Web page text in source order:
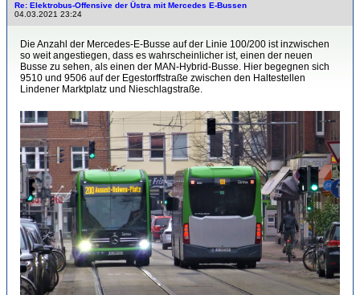
Re: Elektrobus-Offensive der Üstra mit Mercedes E-Bussen
04.03.2021 23:24
Die Anzahl der Mercedes-E-Busse auf der Linie 100/200 ist inzwischen
so weit angestiegen, dass es wahrscheinlicher ist, einen der neuen
Busse zu sehen, als einen der MAN-Hybrid-Busse. Hier begegnen sich
9510 und 9506 auf der Egestorffstraße zwischen den Haltestellen
Lindener Marktplatz und Nieschlagstraße.